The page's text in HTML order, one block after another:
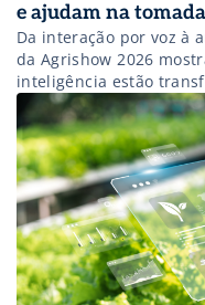
e ajudam na
Da interação por voz à
da Agrishow 2026
inteligência estão